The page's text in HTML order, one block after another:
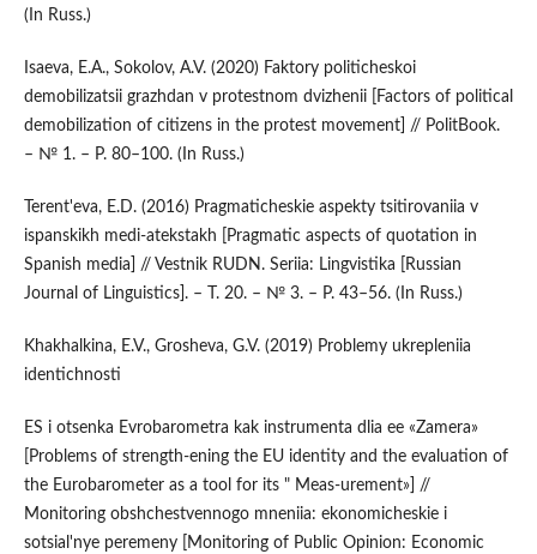
(In Russ.)
Isaeva, E.A., Sokolov, A.V. (2020) Faktory politicheskoi
demobilizatsii grazhdan v protestnom dvizhenii [Factors of political
demobilization of citizens in the protest movement] // PolitBook.
– № 1. – P. 80–100. (In Russ.)
Terent'eva, E.D. (2016) Pragmaticheskie aspekty tsitirovaniia v
ispanskikh medi-atekstakh [Pragmatic aspects of quotation in
Spanish media] // Vestnik RUDN. Seriia: Lingvistika [Russian
Journal of Linguistics]. – T. 20. – № 3. – P. 43–56. (In Russ.)
Khakhalkina, E.V., Grosheva, G.V. (2019) Problemy ukrepleniia
identichnosti
ES i otsenka Evrobarometra kak instrumenta dlia ee «Zamera»
[Problems of strength-ening the EU identity and the evaluation of
the Eurobarometer as a tool for its " Meas-urement»] //
Monitoring obshchestvennogo mneniia: ekonomicheskie i
sotsial'nye peremeny [Monitoring of Public Opinion: Economic